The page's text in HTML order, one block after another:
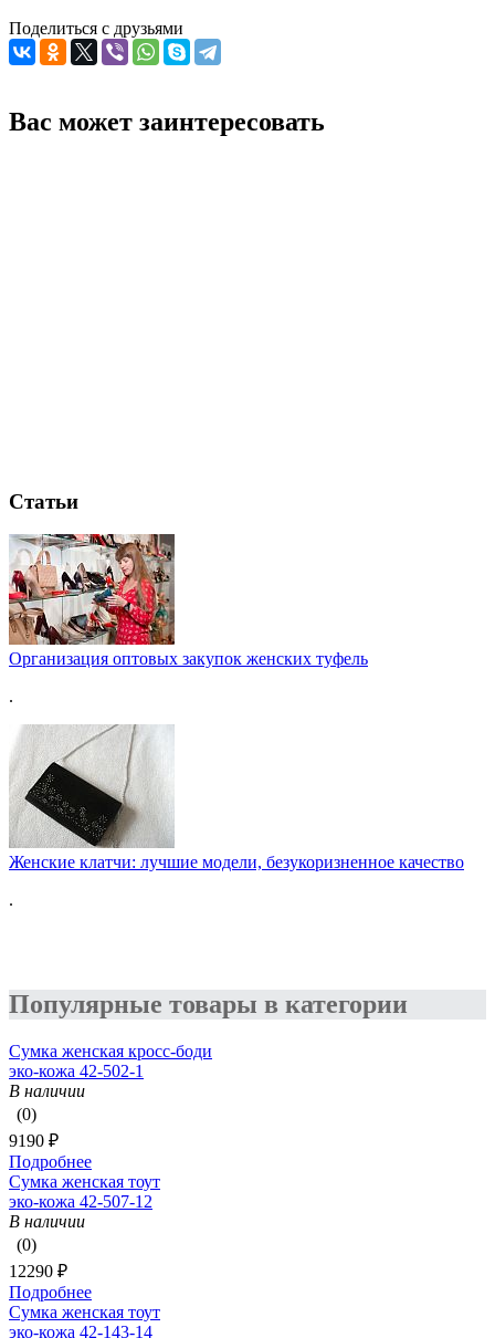
Поделиться с друзьями
Вас может заинтересовать
Статьи
Организация оптовых закупок женских туфель
.
Женские клатчи: лучшие модели, безукоризненное качество
.
Популярные товары в категории
Сумка женская кросс-боди
эко-кожа 42-502-1
В наличии
(0)
9190 ₽
Подробнее
Сумка женская тоут
эко-кожа 42-507-12
В наличии
(0)
12290 ₽
Подробнее
Сумка женская тоут
эко-кожа 42-143-14